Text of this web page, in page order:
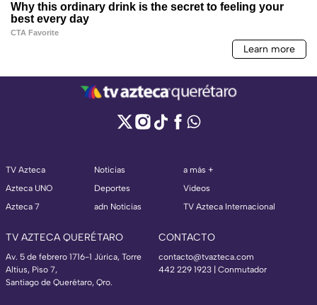
TV Azteca
Azteca UNO
Azteca 7
Noticias
Deportes
adn Noticias
a más +
Videos
TV Azteca Internacional
TV AZTECA QUERÉTARO
Av. 5 de febrero 1716-1 Júrica, Torre
Altius, Piso 7,
Santiago de Querétaro, Qro.
CONTACTO
contacto@tvazteca.com
442 229 1923 | Conmutador